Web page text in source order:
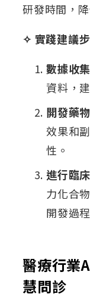
研發時間，
✧ 實踐建議步
數據收
資料，
開發藥
效果和
性。
進行臨
力化合
開發過
醫療行業
慧問診